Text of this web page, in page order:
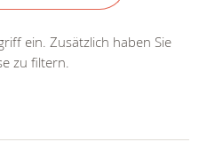
ein. Zusätzlich haben Sie
zu filtern.